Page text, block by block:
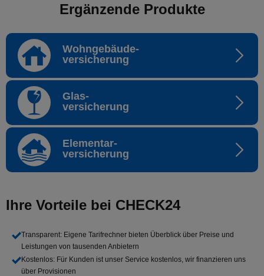
Ergänzende Produkte
Wohngebäude-
versicherung
Glas-
versicherung
Elementar-
versicherung
Ihre Vorteile bei CHECK24
Transparent: Eigene Tarifrechner bieten Überblick über Preise und
Leistungen von tausenden Anbietern
Kostenlos: Für Kunden ist unser Service kostenlos, wir finanzieren uns
über Provisionen